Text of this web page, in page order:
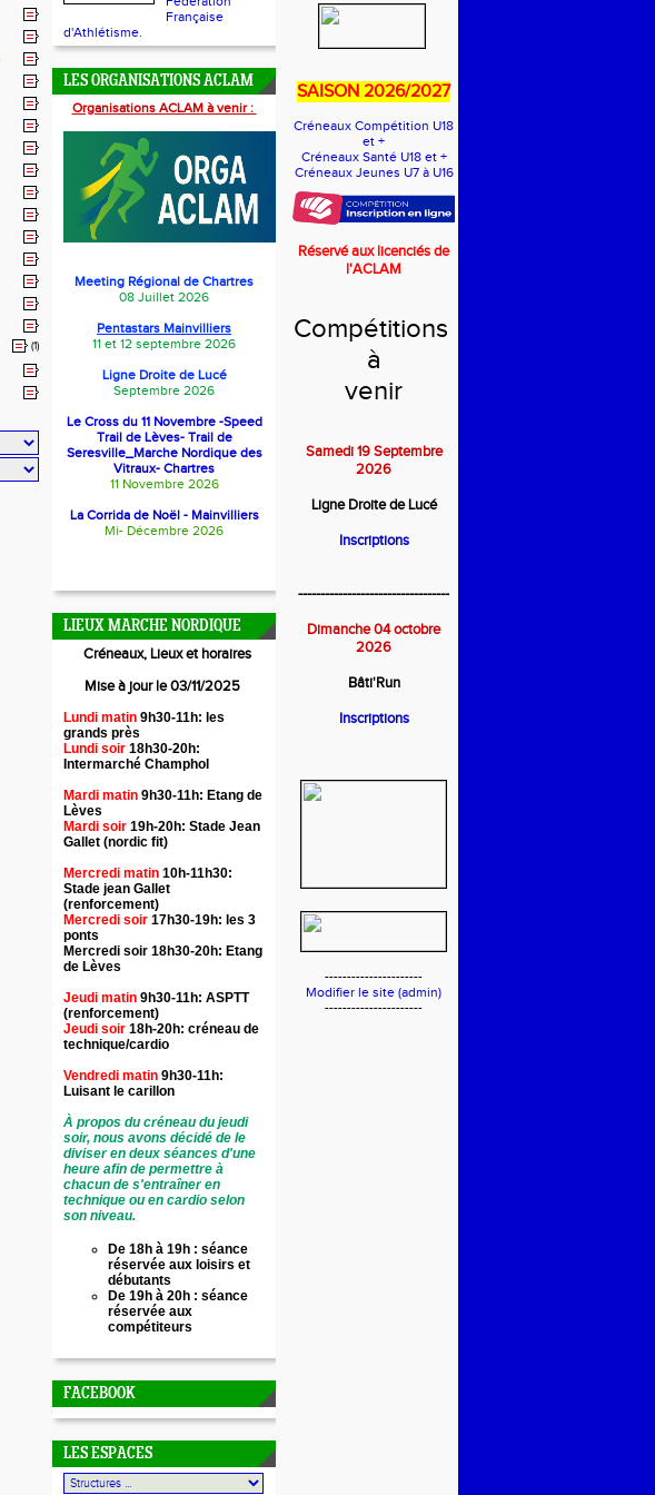
(1)
Française
d'Athlétisme.
LES ORGANISATIONS ACLAM
Organisations ACLAM à venir :
Meeting Régional de Chartres
08 Juillet 2026
Pentastars Mainvilliers
11 et 12 septembre 2026
Ligne Droite de Lucé
Septembre 2026
Le Cross du 11 Novembre -Speed
Trail de Lèves- Trail de
Seresville_Marche Nordique des
Vitraux- Chartres
11 Novembre 2026
La Corrida de Noël - Mainvilliers
Mi- Décembre 2026
LIEUX MARCHE NORDIQUE
Créneaux, Lieux et horaires
Mise à jour le 03/11/2025
Lundi matin 9h30-11h: les
grands près
Lundi soir 18h30-20h:
Intermarché Champhol
Mardi matin 9h30-11h: Etang de
Lèves
Mardi soir 19h-20h: Stade Jean
Gallet (nordic fit)
Mercredi matin 10h-11h30:
Stade jean Gallet
(renforcement)
Mercredi soir 17h30-19h: les 3
ponts
Mercredi soir 18h30-20h: Etang
de Lèves
Jeudi matin 9h30-11h: ASPTT
(renforcement)
Jeudi soir 18h-20h: créneau de
technique/cardio
Vendredi matin 9h30-11h:
Luisant le carillon
À propos du créneau du jeudi
soir, nous avons décidé de le
diviser en deux séances d'une
heure afin de permettre à
chacun de s'entraîner en
technique ou en cardio selon
son niveau.
De 18h à 19h : séance
réservée aux loisirs et
débutants
De 19h à 20h : séance
réservée aux
compétiteurs
FACEBOOK
LES ESPACES
SAISON 2026/2027
Créneaux Compétition U18
et +
Créneaux Santé U18 et +
Créneaux Jeunes U7 à U16
Réservé aux licenciés de
l'ACLAM
Compétitions
à
venir
Samedi 19 Septembre
2026
Ligne Droite de Lucé
Inscriptions
----------------------------------
Dimanche 04 octobre
2026
Bâti'Run
Inscriptions
----------------------
Modifier le site (admin)
----------------------